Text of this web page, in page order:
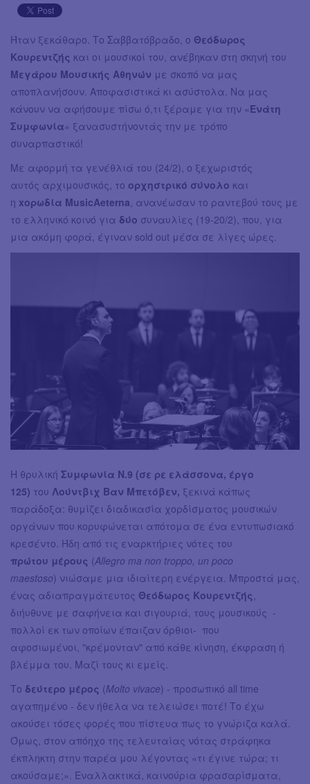
Ήταν ξεκάθαρο. Το Σαββατόβραδο, ο Θεόδωρος
Κουρεντζής και οι μουσικοί του, ανέβηκαν στη σκηνή του
Μεγάρου Μουσικής Αθηνών με σκοπό να μας
αποπλανήσουν. Αποφασιστικά κι ασύστολα. Να μας
κάνουν να αφήσουμε πίσω ό,τι ξέραμε για την «Ενάτη
Συμφωνία» ξανασυστήνοντάς την με τρόπο
συναρπαστικό!
Με αφορμή τα γενέθλιά του (24/2), ο ξεχωριστός
αυτός αρχιμουσικός, το ορχηστρικό σύνολο και
η xορωδία MusicAeterna , ανανέωσαν το ραντεβού τους με
το ελληνικό κοινό για δύο συναυλίες (19-20/2), που, για
μια ακόμη φορά, έγιναν sold out μέσα σε λίγες ώρες.
Η θρυλική Συμφωνία Ν.9 (σε ρε ελάσσονα, έργο
125) του Λούντβιχ Βαν Μπετόβεν, ξεκινά κάπως
παράδοξα: θυμίζει διαδικασία χορδίσματος μουσικών
οργάνων που κορυφώνεται απότομα σε ένα εντυπωσιακό
κρεσέντο. Ήδη από τις εναρκτήριες νότες του
πρώτου μέρους (Allegro ma non troppo, un poco
maestoso) νιώσαμε μια ιδιαίτερη ενέργεια. Μπροστά μας,
ένας αδιαπραγμάτευτος Θεόδωρος Κουρεντζής
διήυθυνε με σαφήνεια και σιγουριά, τους μουσικούς -
πολλοί εκ των οποίων έπαιζαν όρθιοι- που
αφοσιωμένοι, "κρέμονταν" από κάθε κίνηση, έκφραση ή
βλέμμα του. Μαζί τους κι εμείς.
Το δεύτερο μέρος (Molto vivace) - προσωπικό all time
αγαπημένο - δεν ήθελα να τελειώσει ποτέ! Το έχω
ακούσει τόσες φορές που πίστευα πως το γνώριζα καλά.
Όμως, στον απόηχο της τελευταίας νότας στράφηκα
έκπληκτη στην παρέα μου λέγοντας «τι έγινε τώρα; τι
ακούσαμε;». Εναλλακτικά, καινούρια φρασαρίσματα,